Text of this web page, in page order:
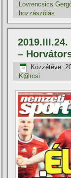
Lovrencsics
hozzászólás
–
Közzétéve:
K@rcsi